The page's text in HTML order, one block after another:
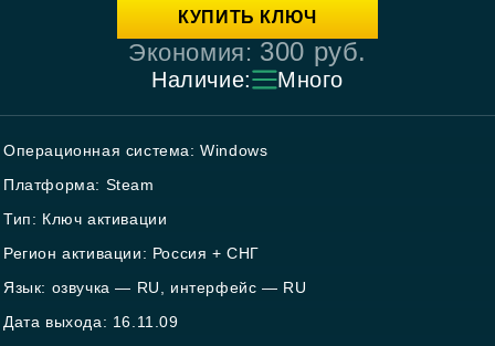
КУПИТЬ КЛЮЧ
Экономия: 300 руб.
Наличие: Много
Операционная система: Windows
Платформа: Steam
Тип: Ключ активации
Регион активации: Россия + СНГ
Язык: озвучка — RU, интерфейс — RU
Дата выхода: 16.11.09